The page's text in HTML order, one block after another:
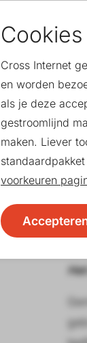
Cross Internet
en worden
als je deze
gestroomlijnd
maken. Liever
voorkeuren